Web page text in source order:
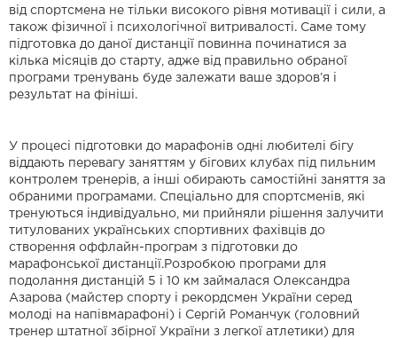
від спортсмена не тільки високого рівня мотивації і сили, а
також фізичної і психологічної витривалості. Саме тому
підготовка до даної дистанції повинна починатися за
кілька місяців до старту, адже від правильно обраної
програми тренувань буде залежати ваше здоров’я і
результат на фініші.
У процесі підготовки до марафонів одні любителі бігу
віддають перевагу заняттям у бігових клубах під пильним
контролем тренерів, а інші обирають самостійні заняття за
обраними програмами. Спеціально для спортсменів, які
тренуються індивідуально, ми прийняли рішення залучити
титулованих українських спортивних фахівців до
створення оффлайн-програм з підготовки до
марафонської дистанції.Розробкою програми для
подолання дистанцій 5 і 10 км займалася Олександра
Азарова (майстер спорту і рекордсмен України серед
молоді на напівмарафоні) і Сергій Романчук (головний
тренер штатної збірної України з легкої атлетики) для